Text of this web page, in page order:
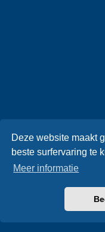
Deze website maakt
beste surfervaring te
Meer informatie